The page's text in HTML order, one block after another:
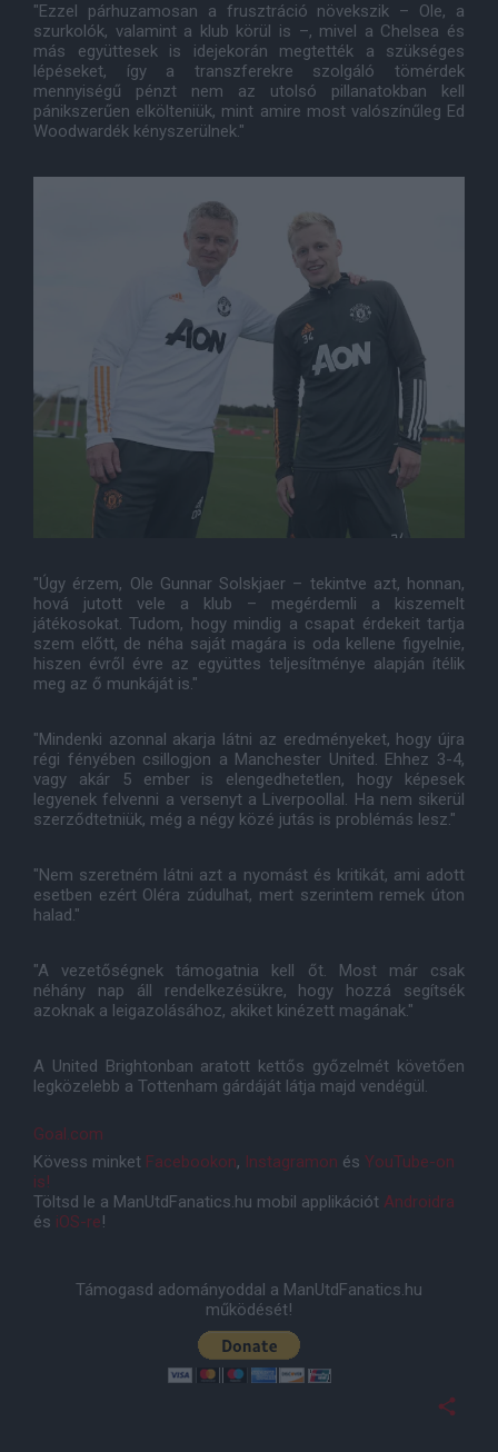
"Ezzel párhuzamosan a frusztráció növekszik – Ole, a
szurkolók, valamint a klub körül is –, mivel a Chelsea és
más együttesek is idejekorán megtették a szükséges
lépéseket, így a transzferekre szolgáló tömérdek
mennyiségű pénzt nem az utolsó pillanatokban kell
pánikszerűen elkölteniük, mint amire most valószínűleg Ed
Woodwardék kényszerülnek."
"Úgy érzem, Ole Gunnar Solskjaer – tekintve azt, honnan,
hová jutott vele a klub – megérdemli a kiszemelt
játékosokat. Tudom, hogy mindig a csapat érdekeit tartja
szem előtt, de néha saját magára is oda kellene figyelnie,
hiszen évről évre az együttes teljesítménye alapján ítélik
meg az ő munkáját is."
"Mindenki azonnal akarja látni az eredményeket, hogy újra
régi fényében csillogjon a Manchester United. Ehhez 3-4,
vagy akár 5 ember is elengedhetetlen, hogy képesek
legyenek felvenni a versenyt a Liverpoollal. Ha nem sikerül
szerződtetniük, még a négy közé jutás is problémás lesz."
"Nem szeretném látni azt a nyomást és kritikát, ami adott
esetben ezért Oléra zúdulhat, mert szerintem remek úton
halad."
"A vezetőségnek támogatnia kell őt. Most már csak
néhány nap áll rendelkezésükre, hogy hozzá segítsék
azoknak a leigazolásához, akiket kinézett magának."
A United Brightonban aratott kettős győzelmét követően
legközelebb a Tottenham gárdáját látja majd vendégül.
Goal.com
Kövess minket Facebookon, Instagramon és YouTube-on
is!
Töltsd le a ManUtdFanatics.hu mobil applikációt Androidra
és iOS-re!
Támogasd adományoddal a ManUtdFanatics.hu
működését!